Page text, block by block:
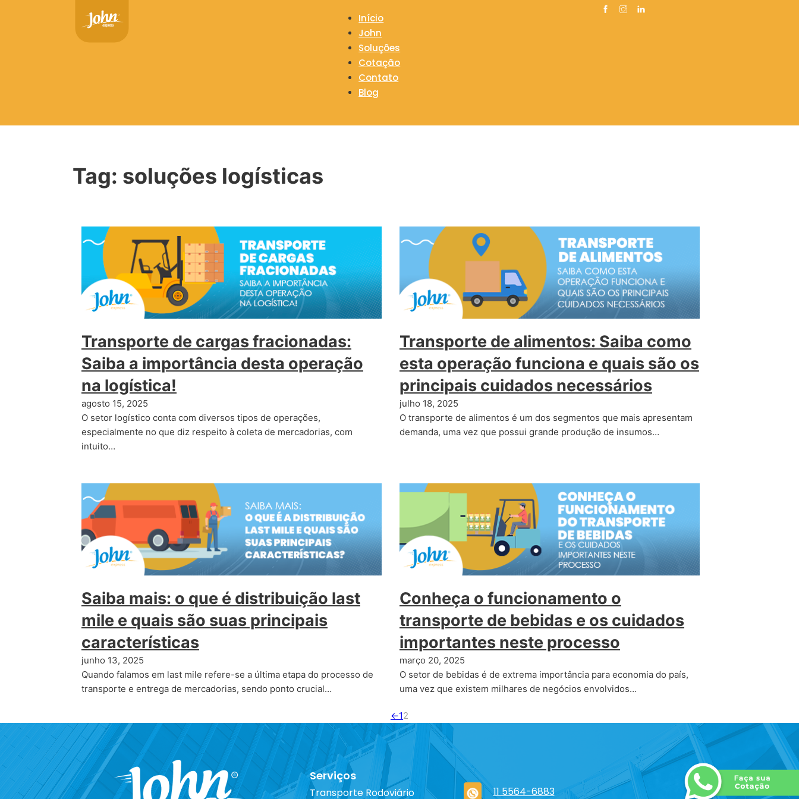
Início
John
Soluções
Cotação
Contato
Blog
Tag: soluções logísticas
Transporte de cargas fracionadas:
Saiba a importância desta operação
na logística!
agosto 15, 2025
O setor logístico conta com diversos tipos de operações,
especialmente no que diz respeito à coleta de mercadorias, com
intuito…
Transporte de alimentos: Saiba como
esta operação funciona e quais são os
principais cuidados necessários
julho 18, 2025
O transporte de alimentos é um dos segmentos que mais apresentam
demanda, uma vez que possui grande produção de insumos…
Saiba mais: o que é distribuição last
mile e quais são suas principais
características
junho 13, 2025
Quando falamos em last mile refere-se a última etapa do processo de
transporte e entrega de mercadorias, sendo ponto crucial…
Conheça o funcionamento o
transporte de bebidas e os cuidados
importantes neste processo
março 20, 2025
O setor de bebidas é de extrema importância para economia do país,
uma vez que existem milhares de negócios envolvidos…
←12
Serviços
Transporte Rodoviário 11 5564-6883